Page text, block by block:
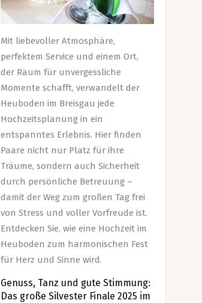
Mit liebevoller Atmosphäre,
perfektem Service und einem Ort,
der Raum für unvergessliche
Momente schafft, verwandelt der
Heuboden im Breisgau jede
Hochzeitsplanung in ein
entspanntes Erlebnis. Hier finden
Paare nicht nur Platz für ihre
Träume, sondern auch Sicherheit
durch persönliche Betreuung –
damit der Weg zum großen Tag frei
von Stress und voller Vorfreude ist.
Entdecken Sie, wie eine Hochzeit im
Heuboden zum harmonischen Fest
für Herz und Sinne wird.
Genuss, Tanz und gute Stimmung:
Das große Silvester Finale 2025 im